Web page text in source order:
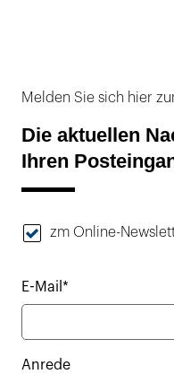
Melden Sie sich hier
Die aktuellen
Ihren
zm Online-
E-Mail*
Anrede